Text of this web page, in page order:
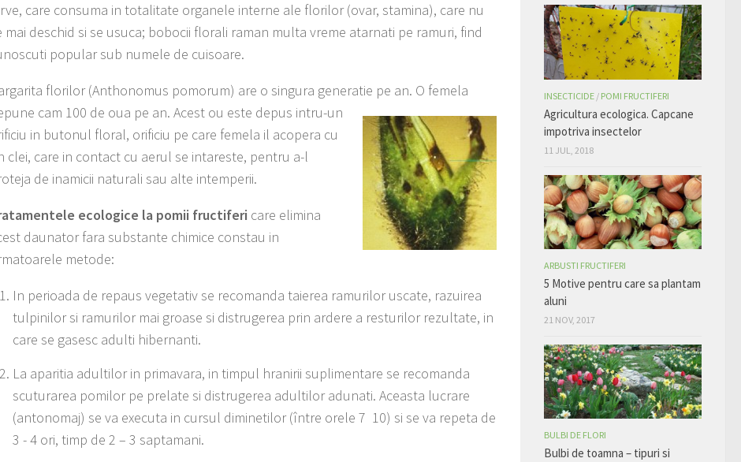
care consuma in totalitate organele interne ale florilor (ovar, stamina), care nu
mai deschid si se usuca; bobocii florali raman multa vreme atarnati pe ramuri, find
popular sub numele de cuisoare.
florilor (Anthonomus pomorum) are o singura generatie pe an. O femela
cam 100 de oua pe an. Acest ou este depus intru-un
in butonul floral, orificiu pe care femela il acopera cu
clei, care in contact cu aerul se intareste, pentru a-l
de inamicii naturali sau alte intemperii.
ecologice la pomii fructiferi care elimina
daunator fara substante chimice constau in
metode:
In perioada de repaus vegetativ se recomanda taierea ramurilor uscate, razuirea
tulpinilor si ramurilor mai groase si distrugerea prin ardere a resturilor rezultate, in
care se gasesc adulti hibernanti.
La aparitia adultilor in primavara, in timpul hranirii suplimentare se recomanda
scuturarea pomilor pe prelate si distrugerea adultilor adunati. Aceasta lucrare
(antonomaj) se va executa in cursul diminetilor (între orele 7 ­ 10) si se va repeta de
3 ­- 4 ori, timp de 2 – 3 saptamani.
INSECTICIDE / POMI FRUCTIFERI
Agricultura ecologica. Capcane
impotriva insectelor
11 JUL, 2018
ARBUSTI FRUCTIFERI
5 Motive pentru care sa plantam
aluni
21 NOV, 2017
BULBI DE FLORI
Bulbi de toamna – tipuri si